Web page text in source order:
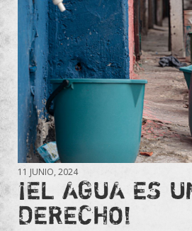
11 JUNIO, 2024
¡EL AGUA ES
DERECHO!